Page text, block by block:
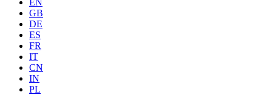
EN
GB
DE
ES
FR
IT
CN
IN
PL